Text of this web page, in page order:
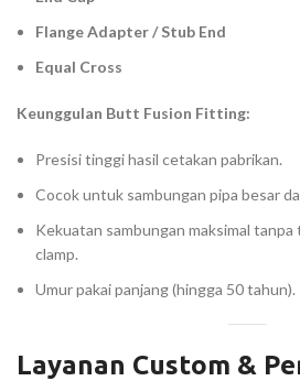
Flange Adapter / Stub End
Equal Cross
Keunggulan Butt Fusion Fitting:
Presisi tinggi hasil cetakan pabrikan.
Cocok untuk sambungan pipa besar
Kekuatan sambungan maksimal
clamp.
Umur pakai panjang (hingga 50 tahun).
Layanan Custom &